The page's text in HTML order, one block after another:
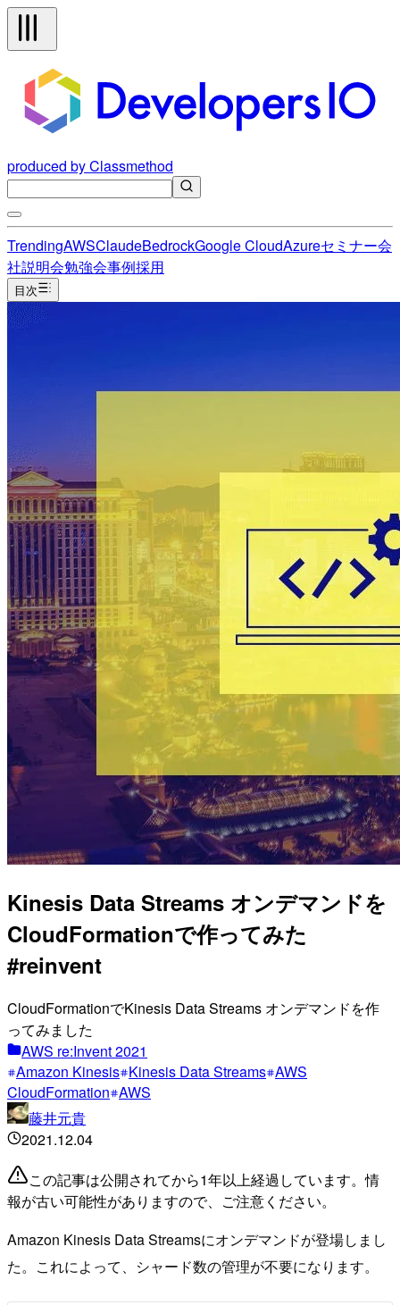
produced by Classmethod
TrendingAWSClaudeBedrockGoogle CloudAzureセミナー会
社説明会勉強会事例採用
目次
Kinesis Data Streams オンデマンドを
CloudFormationで作ってみた
#reinvent
CloudFormationでKinesis Data Streams オンデマンドを作
ってみました
AWS re:Invent 2021
Amazon Kinesis Kinesis Data Streams AWS
CloudFormation AWS
藤井元貴
2021.12.04
この記事は公開されてから1年以上経過しています。情
報が古い可能性がありますので、ご注意ください。
Amazon Kinesis Data Streamsにオンデマンドが登場しまし
た。これによって、シャード数の管理が不要になります。